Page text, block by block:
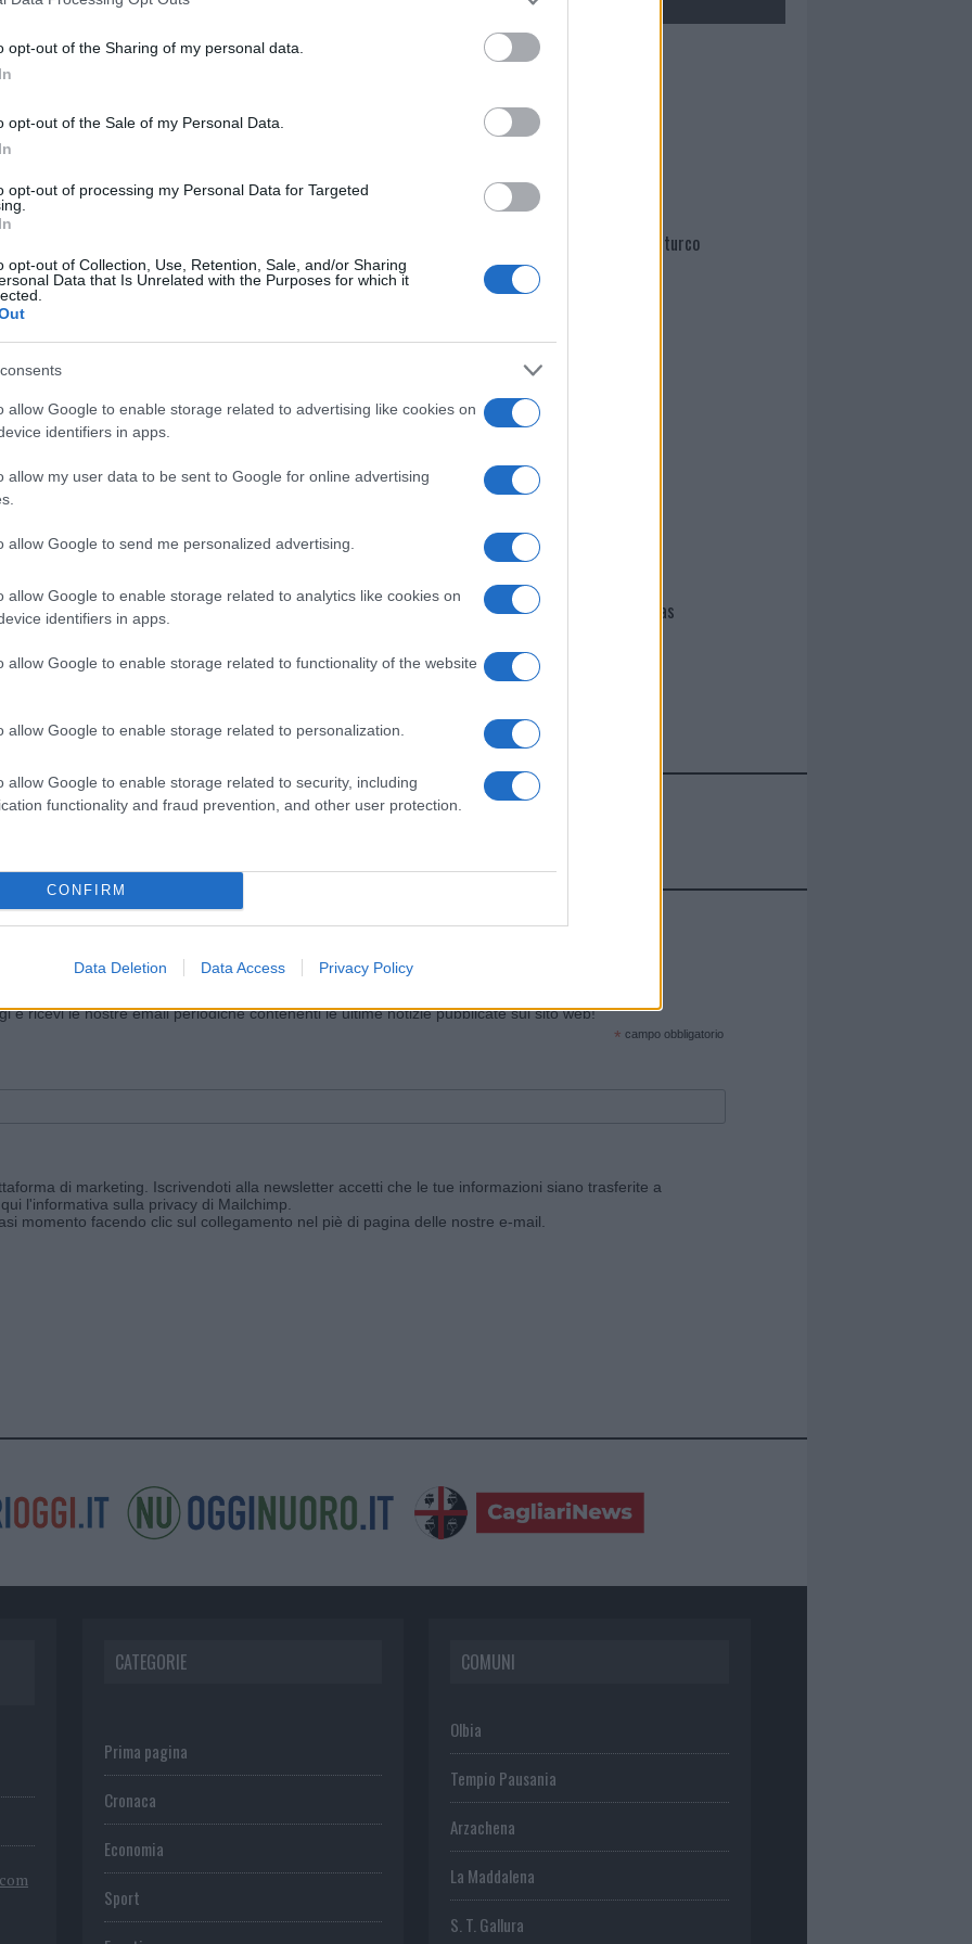
opt-out of the Sharing of my personal data.
opt-out of the Sale of my Personal Data.
opt-out of processing my Personal Data for Targeted
opt-out of Collection, Use, Retention, Sale, and/or Sharing
Data that Is Unrelated with the Purposes for which it
allow Google to enable storage related to advertising like cookies on
identifiers in apps.
allow my user data to be sent to Google for online advertising
allow Google to send me personalized advertising.
allow Google to enable storage related to analytics like cookies on
identifiers in apps.
allow Google to enable storage related to functionality of the website
allow Google to enable storage related to personalization.
allow Google to enable storage related to security, including
functionality and fraud prevention, and other user protection.
CONFIRM
Data Deletion Data Access Privacy Policy
“neet” investendo sulla creazione di
per poter inserire i ragazzi nel mercato
lontana da questo obiettivo, perché il
e non lavorano
territori, come Olbia, sono più del doppio.
nella sezione
Olbia Neet Olbia
Notizie Arzachena
Mario Malu
Martina Agostina Diturco
I nostri cari
Giovannimaria Cabras
e ricevi le nostre email periodiche contenenti le ultime notizie pubblicate sul sito web!
* campo obbligatorio
di marketing. Iscrivendoti alla newsletter accetti che le tue informazioni siano trasferite a
l'informativa sulla privacy di Mailchimp
momento facendo clic sul collegamento nel piè di pagina delle nostre e-mail.
CATEGORIE
Prima pagina
Cronaca
Economia
Sport
COMUNI
Olbia
Tempio Pausania
Arzachena
La Maddalena
S. T. Gallura